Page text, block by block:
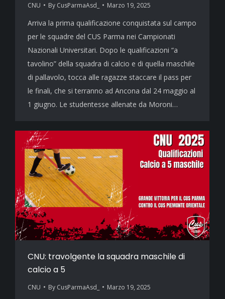
CNU By CusParmaAsd_ Marzo 19, 2025
Arriva la prima qualificazione conquistata sul campo
per le squadre del CUS Parma nei Campionati
Nazionali Universitari. Dopo le qualificazioni “a
tavolino” della squadra di calcio e di quella maschile
di pallavolo, tocca alle ragazze staccare il pass per
le finali, che si terranno ad Ancona dal 24 maggio al
1 giugno. Le studentesse allenate da Moroni…
CNU: travolgente la squadra maschile di
calcio a 5
CNU By CusParmaAsd_ Marzo 19, 2025